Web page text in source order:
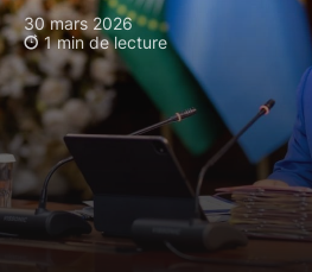
30 mars 2026
1 min de lecture